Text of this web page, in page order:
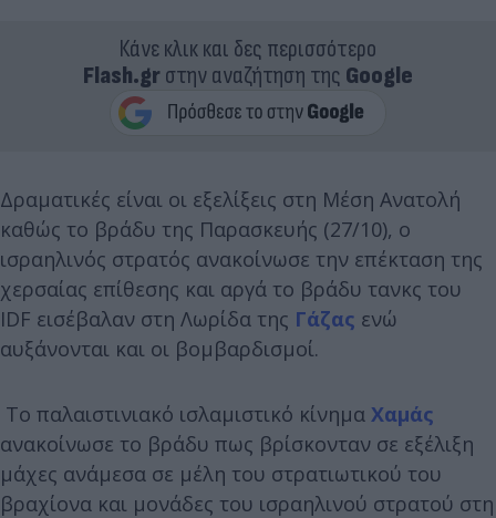
Κάνε κλικ και δες περισσότερο
Flash.grστην αναζήτηση της Google
Δραματικές είναι οι εξελίξεις στη Μέση Ανατολή
καθώς το βράδυ της Παρασκευής (27/10), ο
ισραηλινός στρατός ανακοίνωσε την επέκταση της
χερσαίας επίθεσης και αργά το βράδυ τανκς του
IDF εισέβαλαν στη Λωρίδα της Γάζας ενώ
αυξάνονται και οι βομβαρδισμοί.
Το παλαιστινιακό ισλαμιστικό κίνημα Χαμάς
ανακοίνωσε το βράδυ πως βρίσκονταν σε εξέλιξη
μάχες ανάμεσα σε μέλη του στρατιωτικού του
βραχίονα και μονάδες του ισραηλινού στρατού στη